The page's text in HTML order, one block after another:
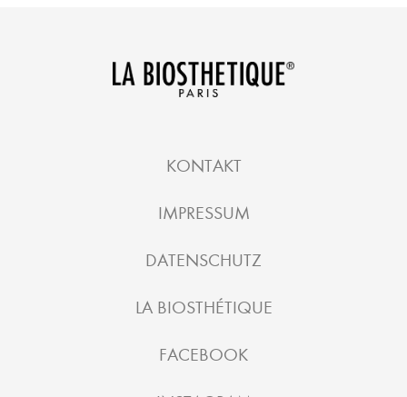
KONTAKT
IMPRESSUM
DATENSCHUTZ
LA BIOSTHÉTIQUE
FACEBOOK